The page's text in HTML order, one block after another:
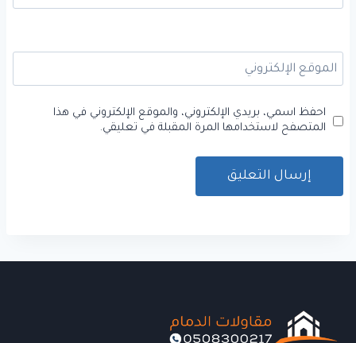
الموقع الإلكتروني
احفظ اسمي، بريدي الإلكتروني، والموقع الإلكتروني في هذا
المتصفح لاستخدامها المرة المقبلة في تعليقي.